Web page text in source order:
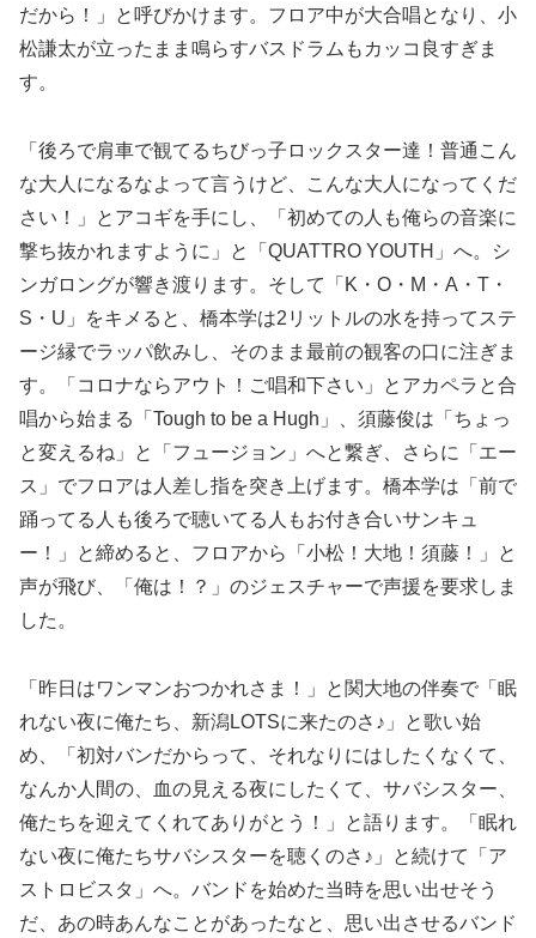
だから！」と呼びかけます。フロア中が大合唱となり、小
松謙太が立ったまま鳴らすバスドラムもカッコ良すぎま
す。
「後ろで肩車で観てるちびっ子ロックスター達！普通こん
な大人になるなよって言うけど、こんな大人になってくだ
さい！」とアコギを手にし、「初めての人も俺らの音楽に
撃ち抜かれますように」と「QUATTRO YOUTH」へ。シ
ンガロングが響き渡ります。そして「K・O・M・A・T・
S・U」をキメると、橋本学は2リットルの水を持ってステ
ージ縁でラッパ飲みし、そのまま最前の観客の口に注ぎま
す。「コロナならアウト！ご唱和下さい」とアカペラと合
唱から始まる「Tough to be a Hugh」、須藤俊は「ちょっ
と変えるね」と「フュージョン」へと繋ぎ、さらに「エー
ス」でフロアは人差し指を突き上げます。橋本学は「前で
踊ってる人も後ろで聴いてる人もお付き合いサンキュ
ー！」と締めると、フロアから「小松！大地！須藤！」と
声が飛び、「俺は！？」のジェスチャーで声援を要求しま
した。
「昨日はワンマンおつかれさま！」と関大地の伴奏で「眠
れない夜に俺たち、新潟LOTSに来たのさ♪」と歌い始
め、「初対バンだからって、それなりにはしたくなくて、
なんか人間の、血の見える夜にしたくて、サバシスター、
俺たちを迎えてくれてありがとう！」と語ります。「眠れ
ない夜に俺たちサバシスターを聴くのさ♪」と続けて「ア
ストロビスタ」へ。バンドを始めた当時を思い出せそう
だ、あの時あんなことがあったなと、思い出させるバンド